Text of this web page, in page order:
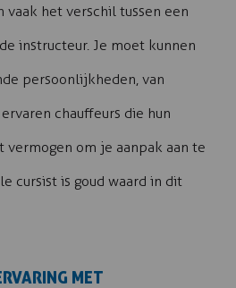
het verschil tussen een
instructeur. Je moet kunnen
persoonlijkheden, van
chauffeurs die hun
om je aanpak aan te
cursist is goud waard in dit
MET